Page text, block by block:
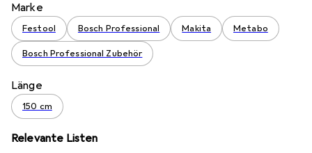
Marke
Festool Bosch Professional Makita Metabo
Bosch Professional Zubehör
Länge
150 cm
Relevante Listen